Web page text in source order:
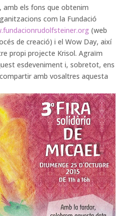
amb els fons que obtenim
com la Fundació
(web
de creació) i el Wow Day, així
propi projecte Krisol. Agraïm
esdeveniment i, sobretot, ens
amb vosaltres aquesta